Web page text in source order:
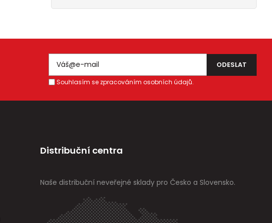
Souhlasím se zpracováním osobních údajů.
Distribuční centra
Naše distribuční neveřejné sklady pro Česko a Slovensko.